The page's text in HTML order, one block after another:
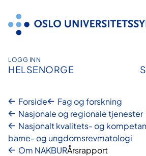
innhold
LOGG INN
HELSENORGE
Forside
Fag og forskning
Nasjonale og regionale tjenester
Nasjonalt kvalitets- og
barne- og ungdomsrevmatologi
Om NAKBURÅrsrapport